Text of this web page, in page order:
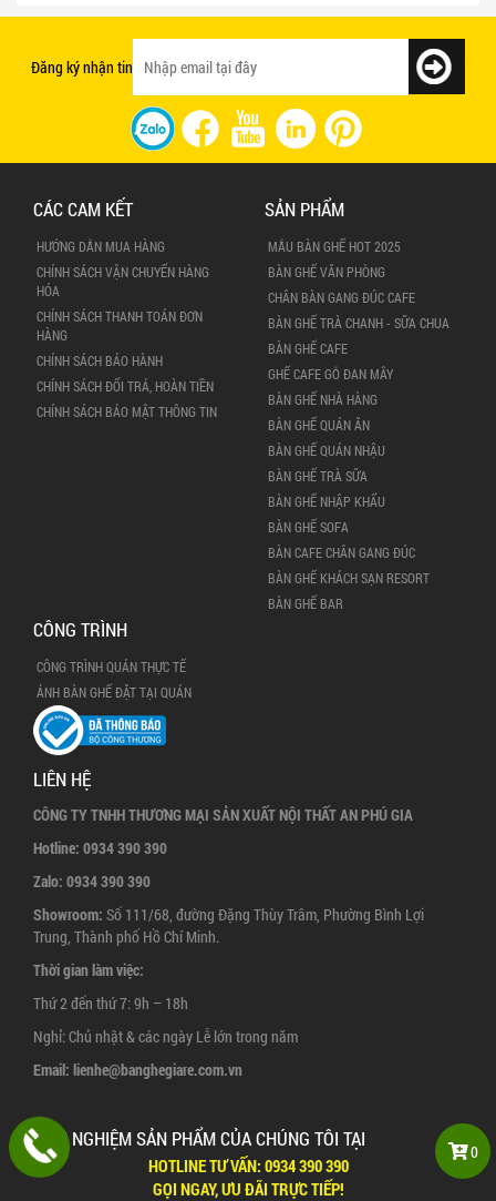
0
Đăng ký nhận tin
CÁC CAM KẾT
HƯỚNG DẪN MUA HÀNG
CHÍNH SÁCH VẬN CHUYỂN HÀNG
HÓA
CHÍNH SÁCH THANH TOÁN ĐƠN
HÀNG
CHÍNH SÁCH BẢO HÀNH
CHÍNH SÁCH ĐỔI TRẢ, HOÀN TIỀN
CHÍNH SÁCH BẢO MẬT THÔNG TIN
SẢN PHẨM
MẪU BÀN GHẾ HOT 2025
BÀN GHẾ VĂN PHÒNG
CHÂN BÀN GANG ĐÚC CAFE
BÀN GHẾ TRÀ CHANH - SỮA CHUA
BÀN GHẾ CAFE
GHẾ CAFE GỖ ĐAN MÂY
BÀN GHẾ NHÀ HÀNG
BÀN GHẾ QUÁN ĂN
BÀN GHẾ QUÁN NHẬU
BÀN GHẾ TRÀ SỮA
BÀN GHẾ NHẬP KHẨU
BÀN GHẾ SOFA
BÀN CAFE CHÂN GANG ĐÚC
BÀN GHẾ KHÁCH SẠN RESORT
BÀN GHẾ BAR
CÔNG TRÌNH
CÔNG TRÌNH QUÁN THỰC TẾ
ẢNH BÀN GHẾ ĐẶT TẠI QUÁN
LIÊN HỆ
CÔNG TY TNHH THƯƠNG MẠI SẢN XUẤT NỘI THẤT AN PHÚ GIA
Hotline: 0934 390 390
Zalo: 0934 390 390
Showroom: Số 111/68, đường Đặng Thùy Trâm, Phường Bình Lợi
Trung, Thành phố Hồ Chí Minh.
Thời gian làm việc:
Thứ 2 đến thứ 7: 9h – 18h
Nghỉ: Chủ nhật & các ngày Lễ lớn trong năm
Email: lienhe@banghegiare.com.vn
TRẢI NGHIỆM SẢN PHẨM CỦA CHÚNG TÔI TẠI
HOTLINE TƯ VẤN: 0934 390 390
GỌI NGAY, ƯU ĐÃI TRỰC TIẾP!